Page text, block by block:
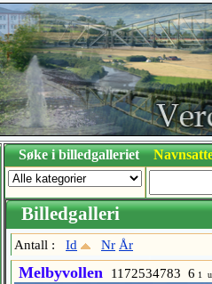
Søke i billedgalleriet
Billedgalleri
Antall : Id Nr År
Melbyvollen 1172534783 6 1